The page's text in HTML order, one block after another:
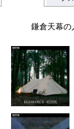
鎌倉天幕の